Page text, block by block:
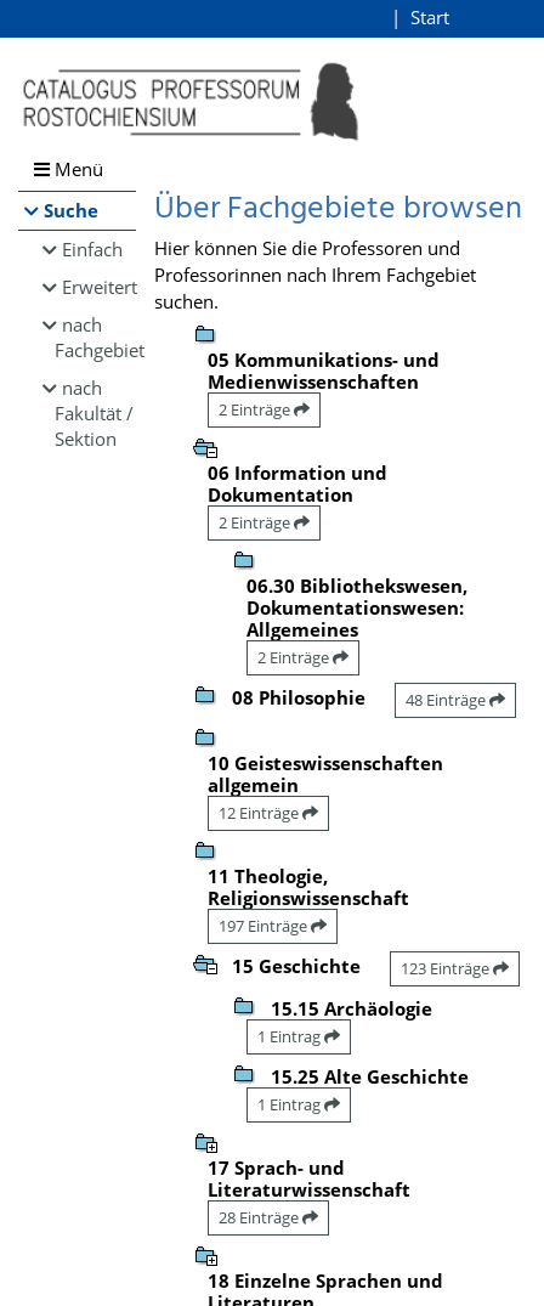
Browsen
direkt zum Inhalt
Start
Menü
Suche
Einfach
Erweitert
nach
Fachgebiet
nach
Fakultät /
Sektion
Über Fachgebiete browsen
Hier können Sie die Professoren und
Professorinnen nach Ihrem Fachgebiet
suchen.
05 Kommunikations- und
Medienwissenschaften
2 Einträge
06 Information und
Dokumentation
2 Einträge
06.30 Bibliothekswesen,
Dokumentationswesen:
Allgemeines
2 Einträge
08 Philosophie 48 Einträge
10 Geisteswissenschaften
allgemein
12 Einträge
11 Theologie,
Religionswissenschaft
197 Einträge
15 Geschichte 123 Einträge
15.15 Archäologie
1 Eintrag
15.25 Alte Geschichte
1 Eintrag
17 Sprach- und
Literaturwissenschaft
28 Einträge
18 Einzelne Sprachen und